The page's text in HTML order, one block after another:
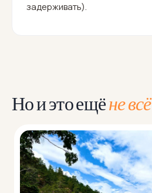
задерживать).
Но и это ещёне всё